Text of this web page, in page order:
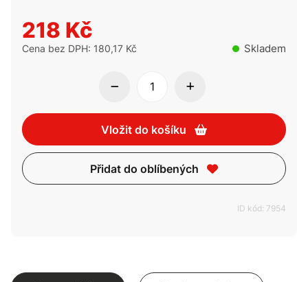
218 Kč
Cena bez DPH: 180,17 Kč Skladem
Vložit do košíku
Přidat do oblíbených
ID kód: 7954